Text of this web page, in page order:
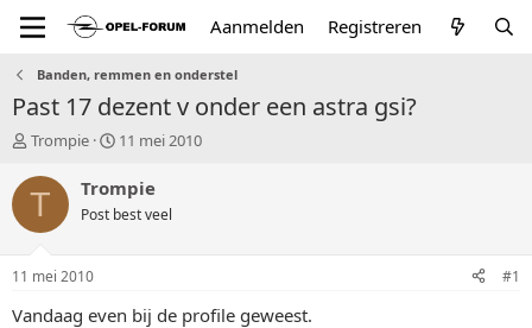
Aanmelden Registreren
Banden, remmen en onderstel
Past 17 dezent v onder een astra gsi?
T
p
a
r
Trompie
S
a
t
u
11 mei 2010
T Trompie
Post best veel
11 mei 2010 #1
Vandaag even bij de profile geweest.